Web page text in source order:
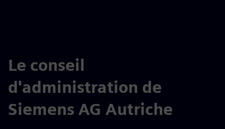
Le conseil
d'administration de
Siemens AG Autriche